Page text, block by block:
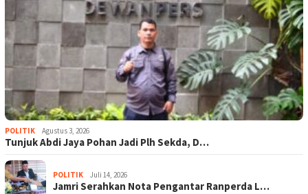
POLITIK Agustus 3, 2026
Tunjuk Abdi Jaya Pohan Jadi Plh Sekda, D…
POLITIK Juli 14, 2026
Jamri Serahkan Nota Pengantar Ranperda L…